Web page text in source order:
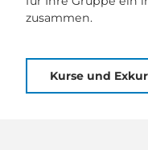
zusammen.
Kurse und